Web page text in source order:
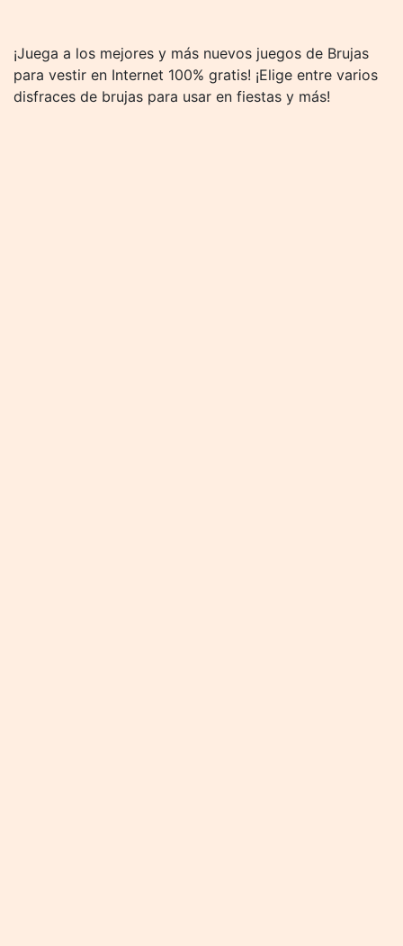
¡Juega a los mejores y más nuevos juegos de Brujas
para vestir en Internet 100% gratis! ¡Elige entre varios
disfraces de brujas para usar en fiestas y más!